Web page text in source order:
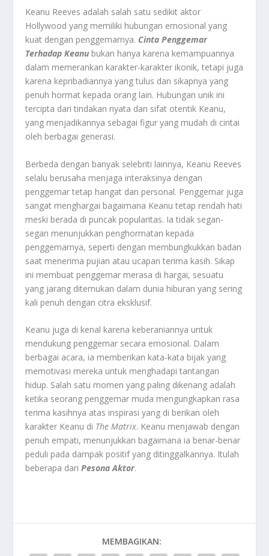
Keanu Reeves adalah salah satu sedikit aktor
Hollywood yang memiliki hubungan emosional yang
kuat dengan penggemarnya. Cinta Penggemar
Terhadap Keanu bukan hanya karena kemampuannya
dalam memerankan karakter-karakter ikonik, tetapi juga
karena kepribadiannya yang tulus dan sikapnya yang
penuh hormat kepada orang lain. Hubungan unik ini
tercipta dari tindakan nyata dan sifat otentik Keanu,
yang menjadikannya sebagai figur yang mudah di cintai
oleh berbagai generasi.
Berbeda dengan banyak selebriti lainnya, Keanu Reeves
selalu berusaha menjaga interaksinya dengan
penggemar tetap hangat dan personal. Penggemar juga
sangat menghargai bagaimana Keanu tetap rendah hati
meski berada di puncak popularitas. Ia tidak segan-
segan menunjukkan penghormatan kepada
penggemarnya, seperti dengan membungkukkan badan
saat menerima pujian atau ucapan terima kasih. Sikap
ini membuat penggemar merasa di hargai, sesuatu
yang jarang ditemukan dalam dunia hiburan yang sering
kali penuh dengan citra eksklusif.
Keanu juga di kenal karena keberaniannya untuk
mendukung penggemar secara emosional. Dalam
berbagai acara, ia memberikan kata-kata bijak yang
memotivasi mereka untuk menghadapi tantangan
hidup. Salah satu momen yang paling dikenang adalah
ketika seorang penggemar muda mengungkapkan rasa
terima kasihnya atas inspirasi yang di berikan oleh
karakter Keanu di The Matrix. Keanu menjawab dengan
penuh empati, menunjukkan bagaimana ia benar-benar
peduli pada dampak positif yang ditinggalkannya. Itulah
beberapa dariPesona Aktor.
MEMBAGIKAN: